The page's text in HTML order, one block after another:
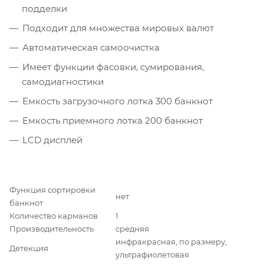
подделки
Подходит для множества мировых валют
Автоматическая самоочистка
Имеет функции фасовки, сумирования,
самодиагностики
Емкость загрузочного лотка 300 банкнот
Емкость приемного лотка 200 банкнот
LCD дисплей
Функция сортировки
банкнот
нет
Количество карманов
1
Производительность
средняя
Детекция
инфракрасная, по размеру,
ультрафиолетовая